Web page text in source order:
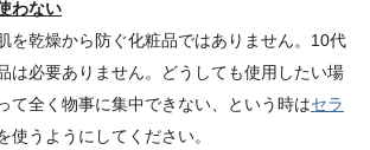
わない
を乾燥から防ぐ化粧品ではありません。10代
は必要ありません。どうしても使用したい場
て全く物事に集中できない、という時はセラ
使うようにしてください。